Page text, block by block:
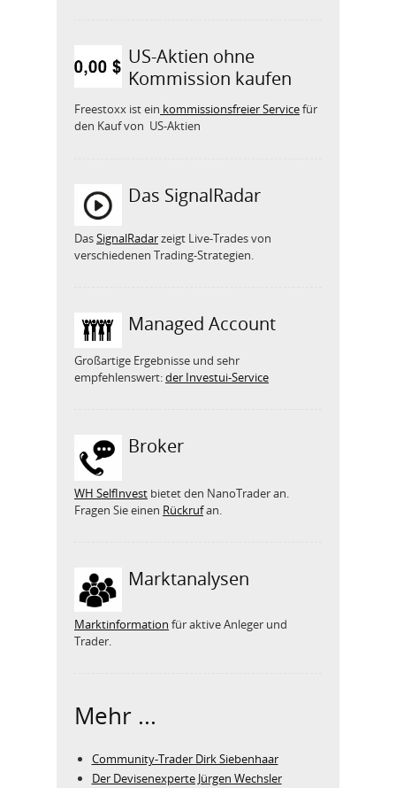
US-Aktien ohne
Kommission kaufen
Freestoxx ist ein kommissionsfreier Servicefür
den Kauf von US-Aktien
Das SignalRadar
DasSignalRadarzeigt Live-Trades von
verschiedenen Trading-Strategien.
Managed Account
Großartige Ergebnisse und sehr
empfehlenswert:der Investui-Service
Broker
WH SelfInvest bietet den NanoTrader an.
Fragen Sie einen Rückrufan.
Marktanalysen
Marktinformation für aktive Anleger und
Trader.
Mehr ...
Community-Trader Dirk Siebenhaar
Der Devisenexperte Jürgen Wechsler